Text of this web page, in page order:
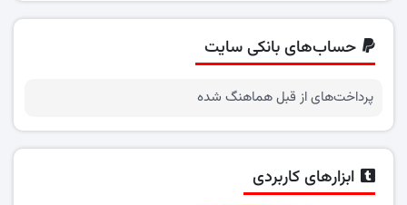
حساب‌های بانکی سایت
پرداخت‌های از قبل هماهنگ شده
ابزارهای کاربردی